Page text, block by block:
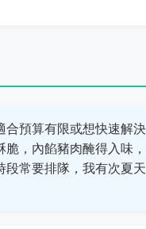
預算有限或想快速解
，內餡豬肉醃得入味
常要排隊，我有次夏